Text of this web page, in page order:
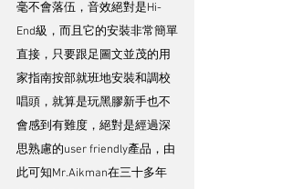
毫不會落伍，音效絕對是Hi-
End級，而且它的安裝非常簡單
直接，只要跟足圖文並茂的用
家指南按部就班地安裝和調校
唱頭，就算是玩黑膠新手也不
會感到有難度，絕對是經過深
思熟慮的user friendly產品，由
此可知Mr.Aikman在三十多年